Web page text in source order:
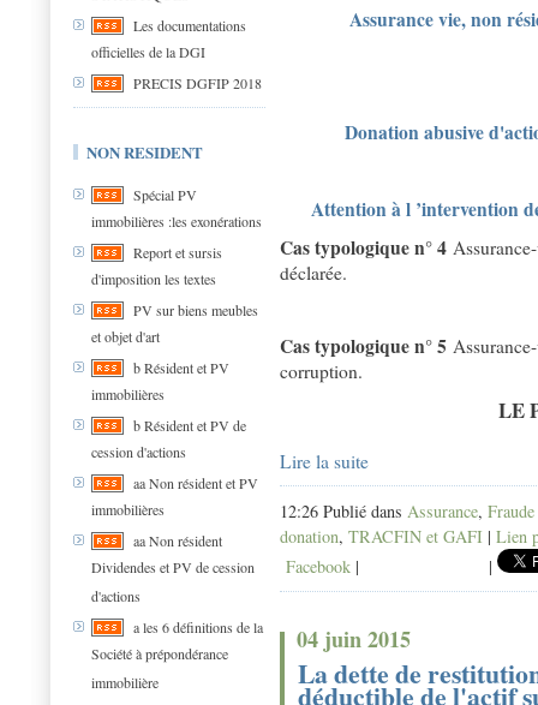
Les documentations
officielles de la DGI
PRECIS DGFIP 2018
NON RESIDENT
Spécial PV
immobilières :les exonérations
Report et sursis
d'imposition les textes
PV sur biens meubles
et objet d'art
b Résident et PV
immobilières
b Résident et PV de
cession d'actions
aa Non résident et PV
immobilières
aa Non résident
Dividendes et PV de cession
d'actions
a les 6 définitions de la
Société à prépondérance
immobilière
Assurance vie, non
Donation abusive
Attention à l ’intervention
Cas typologique n° 4
déclarée.
Cas typologique n° 5
corruption.
LE
Lire la suite
12:26 Publié dans Assurance,
donation, TRACFIN et GAFI | Lien
Facebook | |
04 juin 2015
La dette de
déductible de l'actif